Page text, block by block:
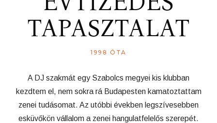
TAPASZTALAT
1998 ÓTA
A DJ szakmát egy Szabolcs megyei kis klubban
kezdtem el, nem sokra rá Budapesten kamatoztattam
zenei tudásomat. Az utóbbi években legszívesebben
esküvőkön vállalom a zenei hangulatfelelős szerepét.